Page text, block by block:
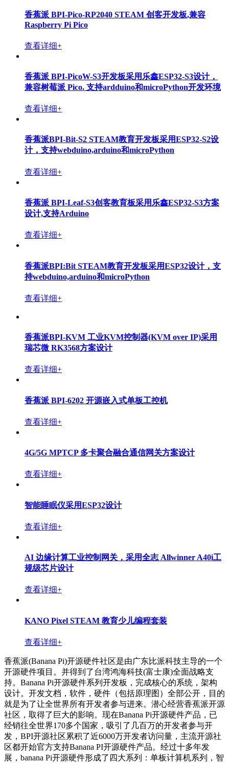
香蕉派 BPI-Pico-RP2040 STEAM 创客开发板,兼容
Raspberry Pi Pico
查看详细+
香蕉派 BPI-PicoW-S3开发板采用乐鑫ESP32-S3设计，
兼容树莓派 Pico. 支持ardduino和microPython开发环境
查看详细+
香蕉派BPI-Bit-S2 STEAM教育开发板采用ESP32-S2设
计，支持webduino,arduino和microPython
查看详细+
香蕉派 BPI-Leaf-S3创客教育板采用乐鑫ESP32-S3方案
设计,支持Arduino
查看详细+
香蕉派BPI:Bit STEAM教育开发板采用ESP32设计，支
持webduino,arduino和microPython
查看详细+
香蕉派BPI-KVM 工业KVM控制器(KVM over IP)采用
瑞芯微 RK3568方案设计
查看详细+
香蕉派 BPI-6202 开源嵌入式单板工控机
查看详细+
4G/5G MPTCP 多卡聚合融合通信网关方案设计
查看详细+
智能睡眠仪采用ESP32设计
查看详细+
AI 边缘计算工业控制网关，采用全志 Allwinner A40i工
规级芯片设计
查看详细+
KANO Pixel STEAM 教育少儿编程套装
查看详细+
香蕉派(Banana Pi)开源硬件社区是由广东比派科技主导的一个
开源硬件项目。并得到了台湾鸿海科技(富士康)全面战略支
持。Banana Pi开源硬件系列开发板，完成核心的系统，架构
设计。开发文档，软件，硬件（包括原理图）全部公开，目的
就是为了让全世界所有开发者参与进来。潜心经营香蕉派开源
社区，取得了巨大的影响。现在Banana Pi开源硬件产品，已
经销往全世界170多个国家，吸引了几百万的开发者参与开
发，BPI开源社区累积了近6000万开发者访问量，主流开源社
区都开始官方支持Banana PI开源硬件产品。经过十多年发
展，banana Pi开源硬件形成了四大系列：单板计算机系列，智